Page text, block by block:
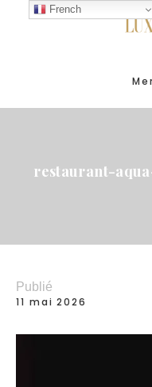
restaurant-
Publié
11 mai 2026
French